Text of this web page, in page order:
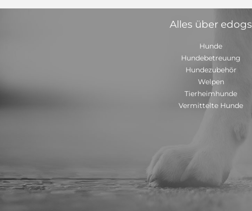
Alles über edogs
Hunde
Hundebetreuung
Hundezubehör
Welpen
Tierheimhunde
Vermittelte Hunde